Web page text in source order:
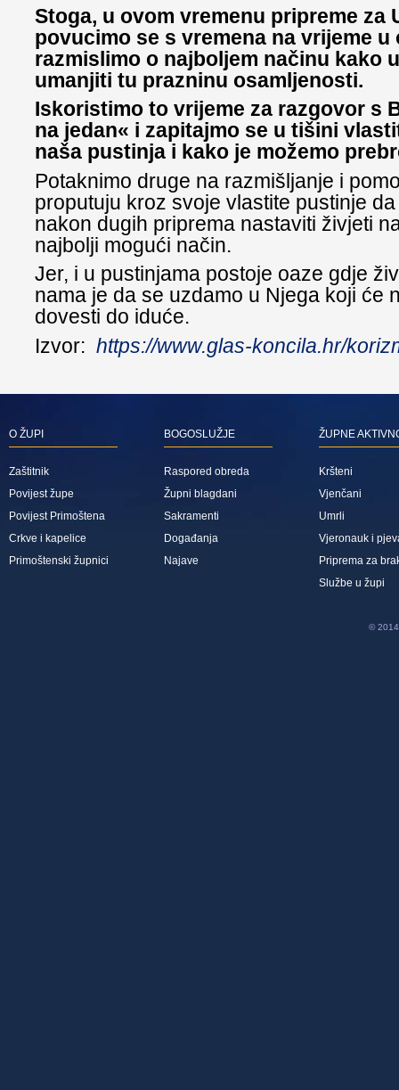
Stoga, u ovom vremenu pripreme za
povucimo se s vremena na vrijeme u
razmislimo o najboljem načinu kako
umanjiti tu prazninu osamljenosti.
Iskoristimo to vrijeme za razgovor s
na jedan« i zapitajmo se u tišini
naša pustinja i kako je možemo
Potaknimo druge na razmišljanje i
proputuju kroz svoje vlastite pustinje
nakon dugih priprema nastaviti živjeti
najbolji mogući način.
Jer, i u pustinjama postoje oaze gdje
nama je da se uzdamo u Njega koji će
dovesti do iduće.
Izvor:https://www.glas-koncila.hr/
O ŽUPI
Zaštitnik
Povijest župe
Povijest Primoštena
Crkve i kapelice
Primoštenski župnici
BOGOSLUŽJE
Raspored obreda
Župni blagdani
Sakramenti
Događanja
Najave
ŽUPNE
Kršteni
Vjenčani
Umrli
Vjeronauk i
Priprema za
Službe u župi
© 2014